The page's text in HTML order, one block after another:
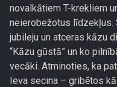
novalkātiem T-krekliem
neierobežotus līdzekļus.
jubileju un atceras kāzu
“Kāzu gūstā” un ko
vecāki. Atminoties, ka
Ieva secina – gribētos